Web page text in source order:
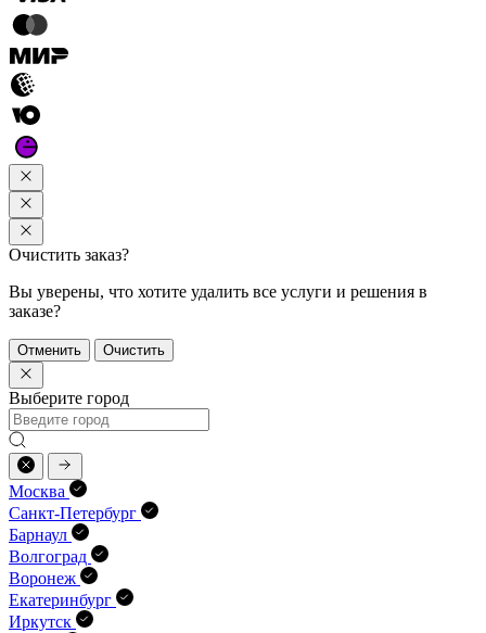
Очистить заказ?
Вы уверены, что хотите удалить все услуги и решения в
заказе?
Отменить Очистить
Выберите город
Москва
Санкт-Петербург
Барнаул
Волгоград
Воронеж
Екатеринбург
Иркутск